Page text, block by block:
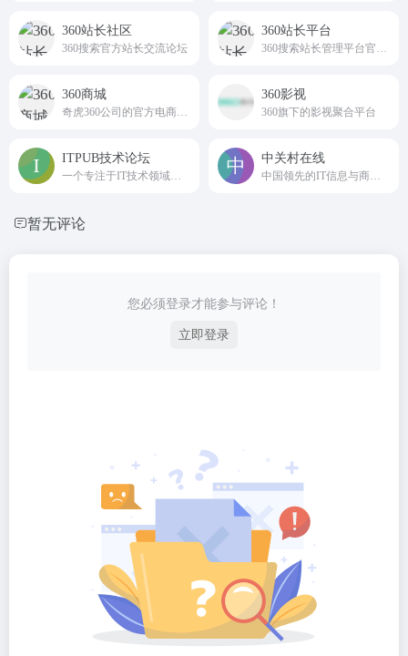
360站长社区
360搜索官方站长交流论坛
360站长平台
360商城 360影视
360旗下的影视聚合平台
ITPUB技术论坛 中关村在线
暂无评论
您必须登录才能参与评论！
立即登录